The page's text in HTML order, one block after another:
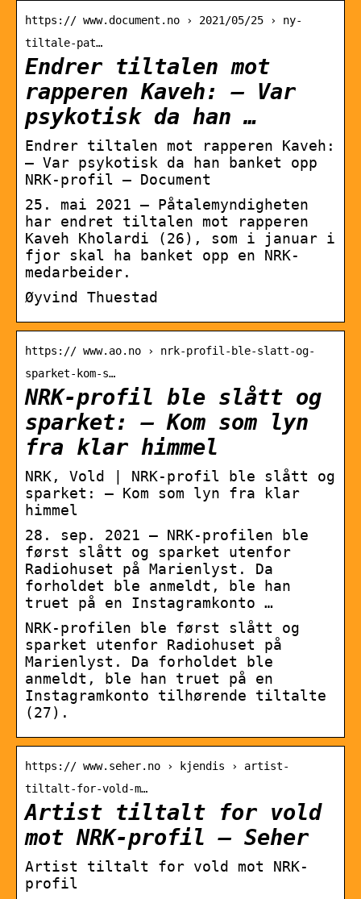
https:// www.document.no › 2021/05/25 › ny-
tiltale-pat…
Endrer tiltalen mot
rapperen Kaveh: – Var
psykotisk da han …
Endrer tiltalen mot rapperen Kaveh:
– Var psykotisk da han banket opp
NRK-profil – Document
25. mai 2021 — Påtalemyndigheten
har endret tiltalen mot rapperen
Kaveh Kholardi (26), som i januar i
fjor skal ha banket opp en NRK-
medarbeider.
Øyvind Thuestad
https:// www.ao.no › nrk-profil-ble-slatt-og-
sparket-kom-s…
NRK-profil ble slått og
sparket: – Kom som lyn
fra klar himmel
NRK, Vold | NRK-profil ble slått og
sparket: – Kom som lyn fra klar
himmel
28. sep. 2021 — NRK-profilen ble
først slått og sparket utenfor
Radiohuset på Marienlyst. Da
forholdet ble anmeldt, ble han
truet på en Instagramkonto …
NRK-profilen ble først slått og
sparket utenfor Radiohuset på
Marienlyst. Da forholdet ble
anmeldt, ble han truet på en
Instagramkonto tilhørende tiltalte
(27).
https:// www.seher.no › kjendis › artist-
tiltalt-for-vold-m…
Artist tiltalt for vold
mot NRK-profil – Seher
Artist tiltalt for vold mot NRK-
profil